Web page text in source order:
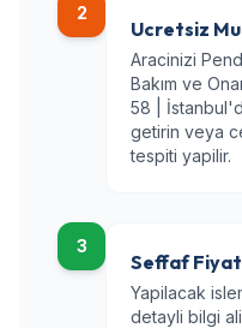
2
Ucretsiz
Aracinizi
Bakım ve
58 |
getirin veya
tespiti yapilir.
3
Seffaf
Yapilacak
detayli bilgi